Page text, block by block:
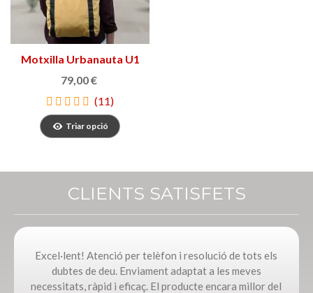
Motxilla Urbanauta U1
79,00 €
(11)
Triar opció
CLIENTS SATISFETS
Excel·lent! Atenció per telèfon i resolució de tots els
dubtes de deu. Enviament adaptat a les meves
necessitats, ràpid i eficaç. El producte encara millor del